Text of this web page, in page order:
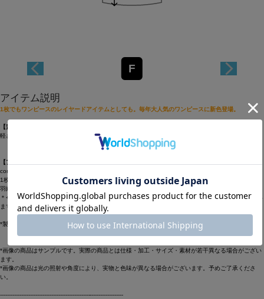
F
アイテム説明
1枚でもワンピースのレイヤードアイテムとしても。毎年大人気のワンピースに新色登場。
【素材】
軽さが特徴の80/-ボイルの生地と、綿カットソーを使用しています。
【アイテム】
congés payés定番のカットソー×布帛テクニックのノースリーブワンピース。
1枚着としてはもちろん透け感のある素材を使用したアイテムのインナーとしてもOKです。
羽織ワンピースとの重ね着にも便利で着回し抜群のアイテムです。
＊今シーズンは胸の切り替え位置を、少し下げて、より1枚着として着やすいバランスに調整してい
ます。
*製品洗い
*画像の商品はサンプルです。実際の商品とは仕様・加工・サイズ・素材が若干異なる場合がござい
ます。
*画像の商品は光の照射や角度により、実物と色味が異なる場合がございます。予めご了承くださ
い。
----------------------------------------------------------------------